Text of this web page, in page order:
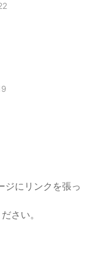
ジにリンクを張っ
さい。